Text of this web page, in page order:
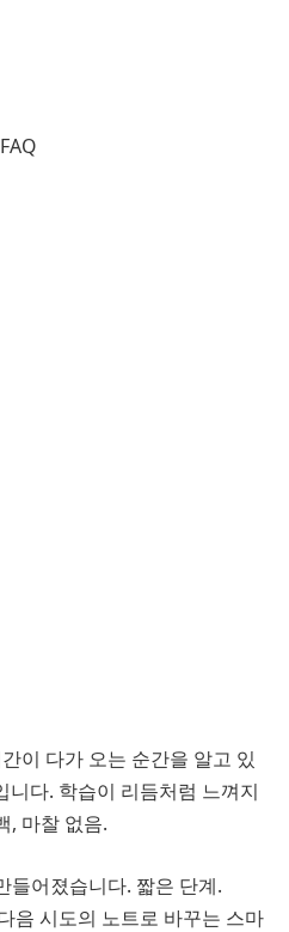
이 다가 오는 순간을 알고 있
니다. 학습이 리듬처럼 느껴지
, 마찰 없음.
들어졌습니다. 짧은 단계.
음 시도의 노트로 바꾸는 스마